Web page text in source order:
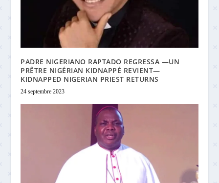
PADRE NIGERIANO RAPTADO REGRESSA —UN
PRÊTRE NIGÉRIAN KIDNAPPÉ REVIENT—
KIDNAPPED NIGERIAN PRIEST RETURNS
24 septembre 2023